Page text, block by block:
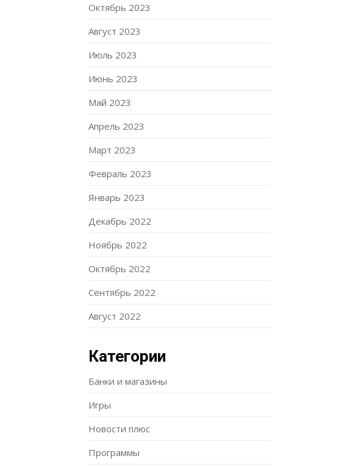
Октябрь 2023
Август 2023
Июль 2023
Июнь 2023
Май 2023
Апрель 2023
Март 2023
Февраль 2023
Январь 2023
Декабрь 2022
Ноябрь 2022
Октябрь 2022
Сентябрь 2022
Август 2022
Категории
Банки и магазины
Игры
Новости плюс
Программы